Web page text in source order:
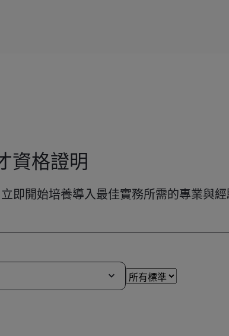
資格證明
即開始培養導入最佳實務所需的專業與